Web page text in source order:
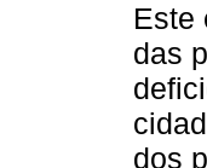
Este
das
dos